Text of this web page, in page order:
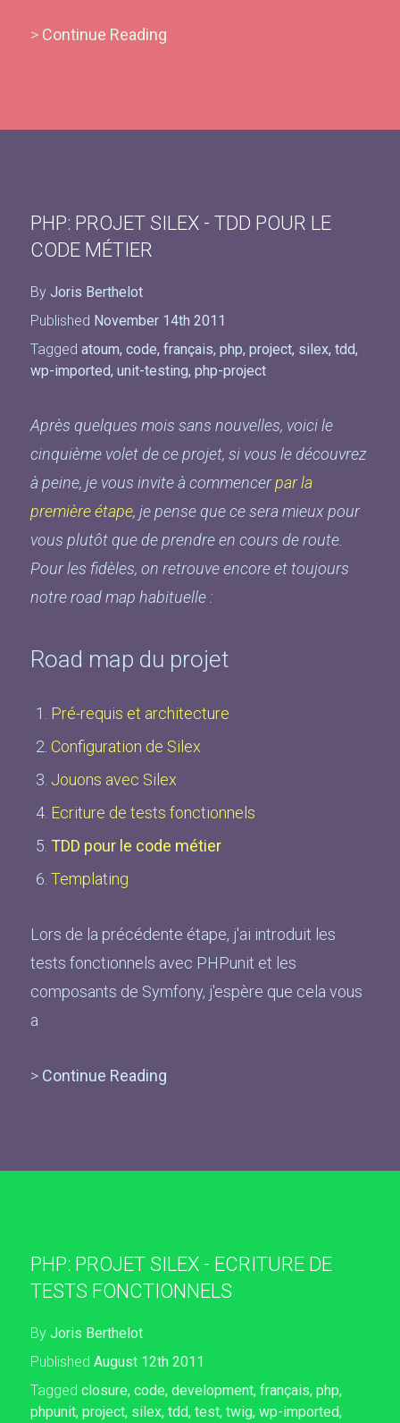
> Continue Reading
PHP: PROJET SILEX - TDD POUR LE
CODE MÉTIER
By Joris Berthelot
Published November 14th 2011
Tagged atoum, code, français, php, project, silex, tdd,
wp-imported, unit-testing, php-project
Après quelques mois sans nouvelles, voici le
cinquième volet de ce projet, si vous le découvrez
à peine, je vous invite à commencerpar la
première étape, je pense que ce sera mieux pour
vous plutôt que de prendre en cours de route.
Pour les fidèles, on retrouve encore et toujours
notre road map habituelle :
Road map du projet
Pré-requis et architecture
Configuration de Silex
Jouons avec Silex
Ecriture de tests fonctionnels
TDD pour le code métier
Templating
Lors de la précédente étape, j'ai introduit les
tests fonctionnels avec PHPunit et les
composants de Symfony, j'espère que cela vous
a
> Continue Reading
PHP: PROJET SILEX - ECRITURE DE
TESTS FONCTIONNELS
By Joris Berthelot
Published August 12th 2011
Tagged closure, code, development, français, php,
phpunit, project, silex, tdd, test, twig, wp-imported,